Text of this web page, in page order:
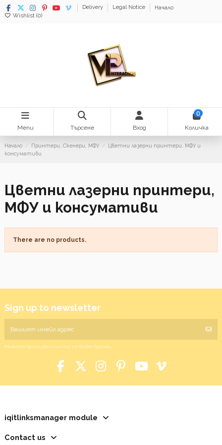
Delivery Legal Notice
Начало
Wishlist (0)
Menu Търсене Вход
0
Количка
Начало Принтери, Скенери, МФУ
Цветни лазерни принтери, МФУ и
консумативи
Цветни лазерни принтери,
МФУ и консумативи
There are no products.
Sign up to newsletter
Можете да се отпишете по всяко време.
iqitlinksmanager module
Contact us